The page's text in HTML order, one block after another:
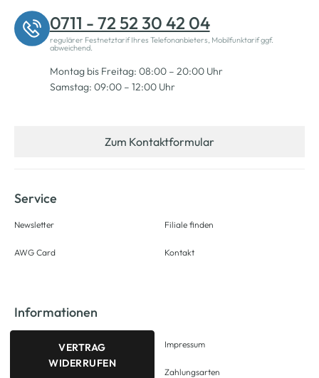
0711 - 72 52 30 42 04
regulärer Festnetztarif Ihres Telefonanbieters, Mobilfunktarif ggf.
abweichend.
Montag bis Freitag: 08:00 – 20:00 Uhr
Samstag: 09:00 – 12:00 Uhr
Zum Kontaktformular
Service
Newsletter
AWG Card
Filiale finden
Kontakt
Informationen
VERTRAG
WIDERRUFEN
Impressum
Zahlungsarten